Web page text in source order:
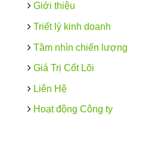
Giới thiệu
Triết lý kinh doanh
Tầm nhìn chiến lượng
Giá Trị Cốt Lõi
Liên Hệ
Hoạt động Công ty